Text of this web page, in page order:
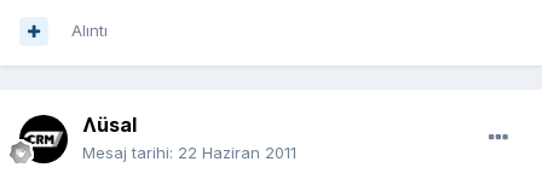
Alıntı
Ʌüsal
Mesaj tarihi: 22 Haziran 2011